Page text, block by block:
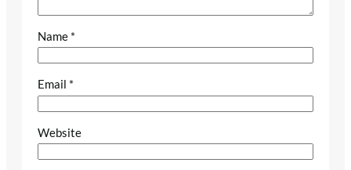
Name *
Email *
Website